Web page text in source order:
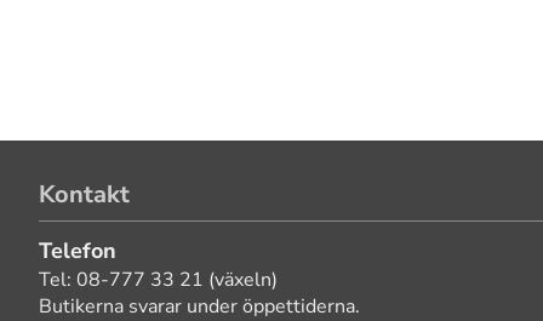
Kontakt
Telefon
Tel: 08-777 33 21 (växeln)
Butikerna svarar under öppettiderna.